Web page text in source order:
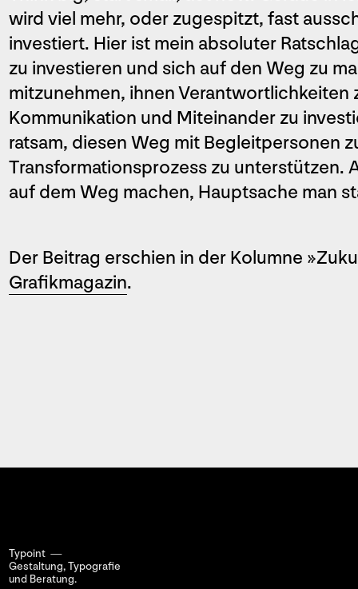
wird viel mehr, oder zugespitzt, fast
investiert. Hier ist mein absoluter
zu investieren und sich auf den Weg zu
mitzunehmen, ihnen Verantwortlichkeiten
Kommunikation und Miteinander zu
ratsam, diesen Weg mit Begleitpersonen
Transformationsprozess zu unterstützen.
auf dem Weg machen, Hauptsache man
Der Beitrag erschien in der Kolumne
Grafikmagazin.
Typoint —
Gestaltung, Typografie
und Beratung.